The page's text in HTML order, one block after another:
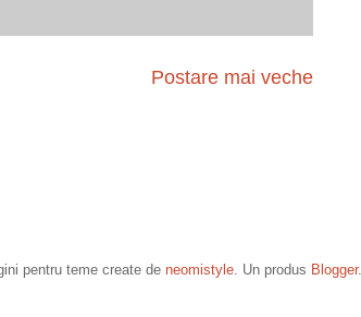
Postare mai veche
pentru teme create de neomistyle. Un produs Blogger.